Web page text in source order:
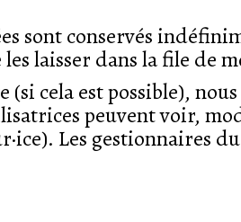
sont conservés
laisser dans la file de
cela est possible),
peuvent voir,
Les gestionnaires